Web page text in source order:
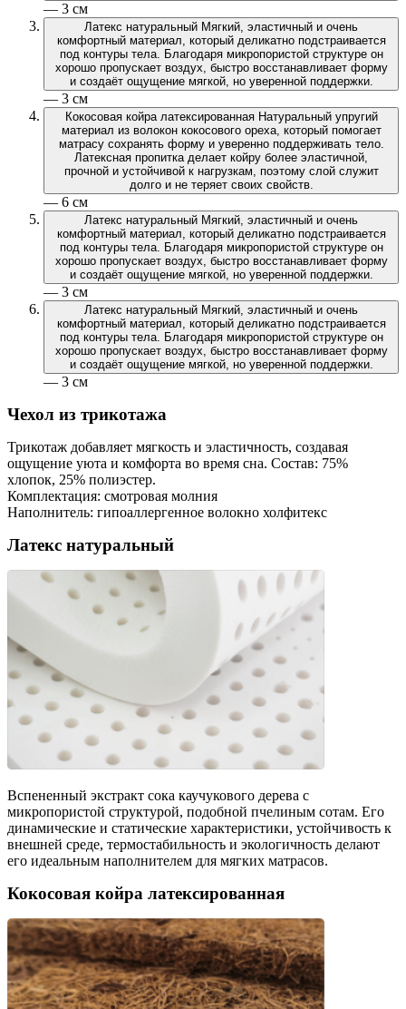
— 3 см
Латекс натуральный Мягкий, эластичный и очень
комфортный материал, который деликатно подстраивается
под контуры тела. Благодаря микропористой структуре он
хорошо пропускает воздух, быстро восстанавливает форму
и создаёт ощущение мягкой, но уверенной поддержки.
— 3 см
Кокосовая койра латексированнаяНатуральный упругий
материал из волокон кокосового ореха, который помогает
матрасу сохранять форму и уверенно поддерживать тело.
Латексная пропитка делает койру более эластичной,
прочной и устойчивой к нагрузкам, поэтому слой служит
долго и не теряет своих свойств.
— 6 см
Латекс натуральный Мягкий, эластичный и очень
комфортный материал, который деликатно подстраивается
под контуры тела. Благодаря микропористой структуре он
хорошо пропускает воздух, быстро восстанавливает форму
и создаёт ощущение мягкой, но уверенной поддержки.
— 3 см
Латекс натуральный Мягкий, эластичный и очень
комфортный материал, который деликатно подстраивается
под контуры тела. Благодаря микропористой структуре он
хорошо пропускает воздух, быстро восстанавливает форму
и создаёт ощущение мягкой, но уверенной поддержки.
— 3 см
Чехол из трикотажа
Трикотаж добавляет мягкость и эластичность, создавая
ощущение уюта и комфорта во время сна. Состав: 75%
хлопок, 25% полиэстер.
Комплектация: смотровая молния
Наполнитель: гипоаллергенное волокно холфитекс
Латекс натуральный
Вспененный экстракт сока каучукового дерева с
микропористой структурой, подобной пчелиным сотам. Его
динамические и статические характеристики, устойчивость к
внешней среде, термостабильность и экологичность делают
его идеальным наполнителем для мягких матрасов.
Кокосовая койра латексированная